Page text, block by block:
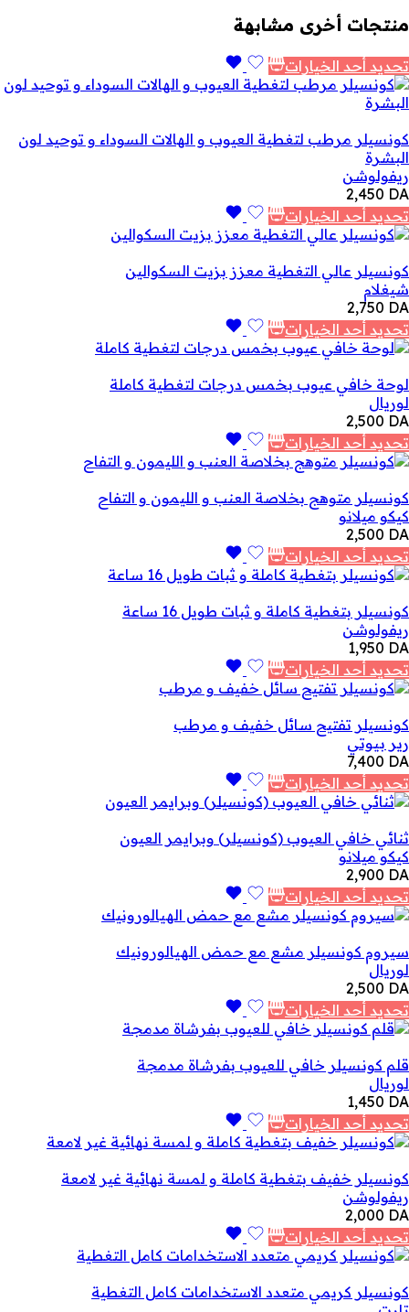
منتجات أخرى مشابهة
تحديد أحد الخيارات
كونسيلر مرطب لتغطية العيوب و الهالات السوداء و توحيد لون
البشرة
ريفولوشن
2,450 DA
تحديد أحد الخيارات
كونسيلر عالي التغطية معزز بزيت السكوالين
شيغلام
2,750 DA
تحديد أحد الخيارات
لوحة خافي عيوب بخمس درجات لتغطية كاملة
لوريال
2,500 DA
تحديد أحد الخيارات
كونسيلر متوهج بخلاصة العنب و الليمون و التفاح
كيكو ميلانو
2,500 DA
تحديد أحد الخيارات
كونسيلر بتغطية كاملة و ثبات طويل 16 ساعة
ريفولوشن
1,950 DA
تحديد أحد الخيارات
كونسيلر تفتيح سائل خفيف و مرطب
رير بيوتي
7,400 DA
تحديد أحد الخيارات
ثنائي خافي العيوب (كونسيلر) وبرايمر العيون
كيكو ميلانو
2,900 DA
تحديد أحد الخيارات
سيروم كونسيلر مشع مع حمض الهيالورونيك
لوريال
2,500 DA
تحديد أحد الخيارات
قلم كونسيلر خافي للعيوب بفرشاة مدمجة
لوريال
1,450 DA
تحديد أحد الخيارات
كونسيلر خفيف بتغطية كاملة و لمسة نهائية غير لامعة
ريفولوشن
2,000 DA
تحديد أحد الخيارات
كونسيلر كريمي متعدد الاستخدامات كامل التغطية